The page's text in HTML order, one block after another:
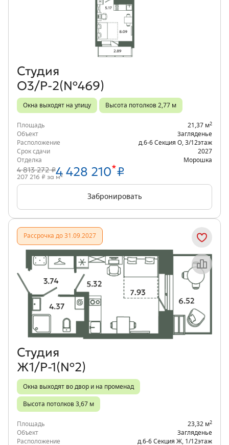
Объект месяца
Студия
О3/Р-2(№469)
Окна выходят на улицу Высота потолков 2,77 м
Площадь 21,37 м2
Объект
Загляденье
Расположение
д.6-6 Секция О 3/12этаж
Срок сдачи
2027
Отделка
Морошка
4 813 272 ₽4 428 210*₽
207 216 ₽ за м2
Забронировать
Рассрочка до 31.09.2027
Объект месяца
Студия
Ж1/Р-1(№2)
Окна выходят во двор и на променад
Высота потолков 3,67 м
Площадь 23,32 м2
Объект
Загляденье
Расположение
д.6-6 Секция Ж 1/12этаж